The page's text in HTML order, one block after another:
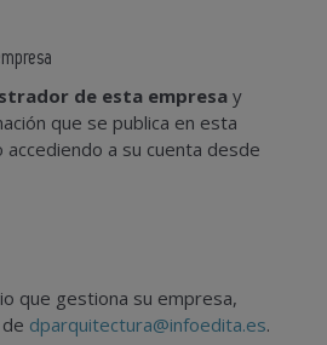
de esta empresay
que se publica en esta
accediendo a su cuenta desde
que gestiona su empresa,
dparquitectura@infoedita.es.